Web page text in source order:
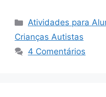
Categorias
Atividades para
Crianças Autistas
4 Comentários